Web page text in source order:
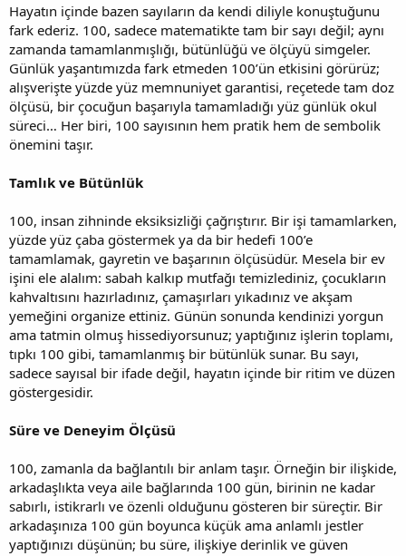
t
a
n
r
i
h
i
Hayatın içinde bazen sayıların da kendi diliyle konuştuğunu
fark ederiz. 100, sadece matematikte tam bir sayı değil; aynı
zamanda tamamlanmışlığı, bütünlüğü ve ölçüyü simgeler.
Günlük yaşantımızda fark etmeden 100’ün etkisini görürüz;
alışverişte yüzde yüz memnuniyet garantisi, reçetede tam doz
ölçüsü, bir çocuğun başarıyla tamamladığı yüz günlük okul
süreci… Her biri, 100 sayısının hem pratik hem de sembolik
önemini taşır.
Tamlık ve Bütünlük
100, insan zihninde eksiksizliği çağrıştırır. Bir işi tamamlarken,
yüzde yüz çaba göstermek ya da bir hedefi 100’e
tamamlamak, gayretin ve başarının ölçüsüdür. Mesela bir ev
işini ele alalım: sabah kalkıp mutfağı temizlediniz, çocukların
kahvaltısını hazırladınız, çamaşırları yıkadınız ve akşam
yemeğini organize ettiniz. Günün sonunda kendinizi yorgun
ama tatmin olmuş hissediyorsunuz; yaptığınız işlerin toplamı,
tıpkı 100 gibi, tamamlanmış bir bütünlük sunar. Bu sayı,
sadece sayısal bir ifade değil, hayatın içinde bir ritim ve düzen
göstergesidir.
Süre ve Deneyim Ölçüsü
100, zamanla da bağlantılı bir anlam taşır. Örneğin bir ilişkide,
arkadaşlıkta veya aile bağlarında 100 gün, birinin ne kadar
sabırlı, istikrarlı ve özenli olduğunu gösteren bir süreçtir. Bir
arkadaşınıza 100 gün boyunca küçük ama anlamlı jestler
yaptığınızı düşünün; bu süre, ilişkiye derinlik ve güven